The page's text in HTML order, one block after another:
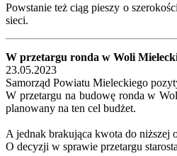
Powstanie też ciąg pieszy o
sieci.
W przetargu ronda w Woli
23.05.2023
Samorząd Powiatu Mieleckiego
W przetargu na budowę ronda w
planowany na ten cel budżet.
A jednak brakująca kwota do niższej
O decyzji w sprawie przetargu